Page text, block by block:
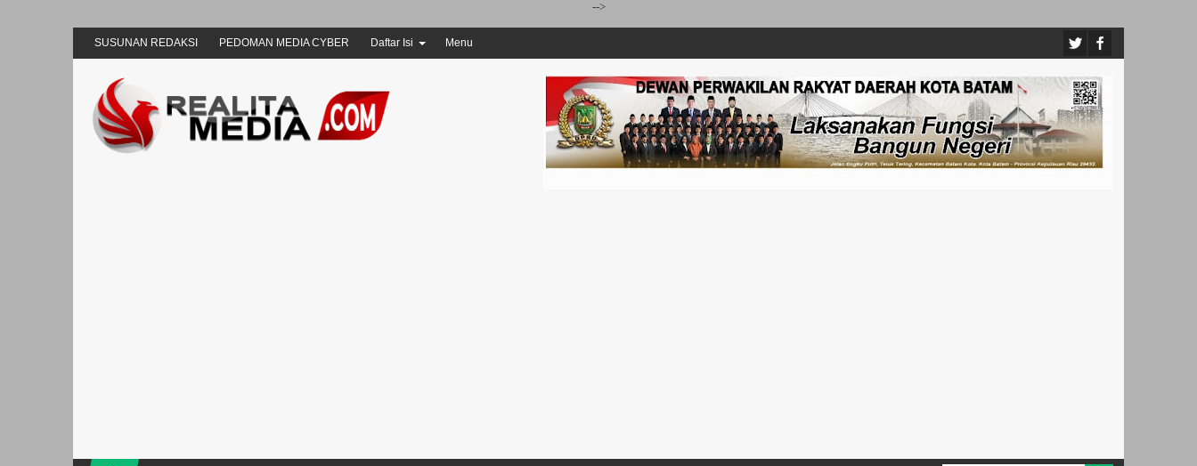
-->
SUSUNAN REDAKSI PEDOMAN MEDIA CYBER Daftar Isi Menu